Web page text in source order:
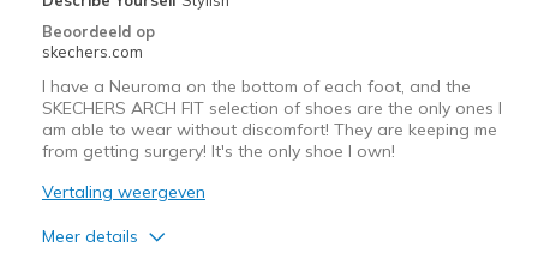
Beoordeeld op
skechers.com
I have a Neuroma on the bottom of each foot, and the
SKECHERS ARCH FIT selection of shoes are the only ones I
am able to wear without discomfort! They are keeping me
from getting surgery! It's the only shoe I own!
Vertaling weergeven
Meer details